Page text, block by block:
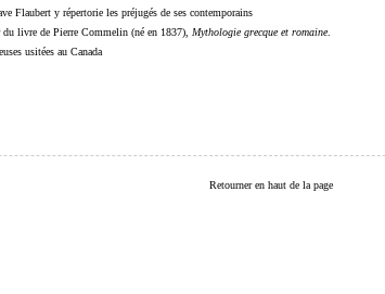
Flaubert y répertorie les préjugés de ses contemporains
livre de Pierre Commelin (né en 1837), Mythologie grecque et romaine.
usitées au Canada
Retourner en haut de la page